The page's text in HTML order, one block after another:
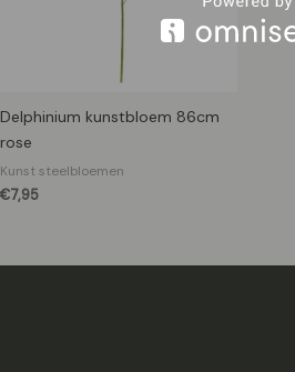
Delphinium kunstbloem 86cm
rose
Kunst steelbloemen
€7,95